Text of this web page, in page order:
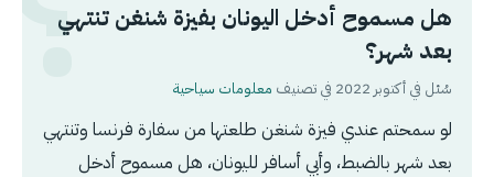
هل مسموح أدخل اليونان بفيزة شنغن تنتهي
بعد شهر؟
سُئل في أكتوبر 2022 في تصنيف معلومات سياحية
لو سمحتم عندي فيزة شنغن طلعتها من سفارة فرنسا وتنتهي
بعد شهر بالضبط، وأبي أسافر لليونان، هل مسموح أدخل